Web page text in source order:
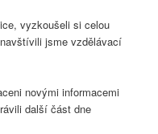
vyzkoušeli si celou
jsme vzdělávací
novými informacemi
další část dne